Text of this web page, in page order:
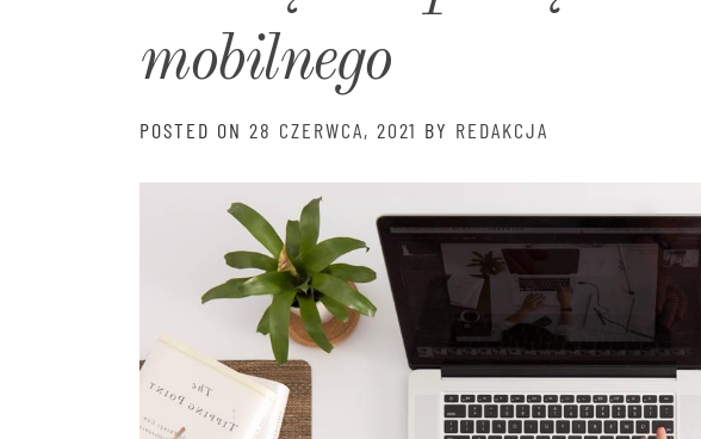
mobilnego
POSTED ON 28 CZERWCA, 2021 BY REDAKCJA